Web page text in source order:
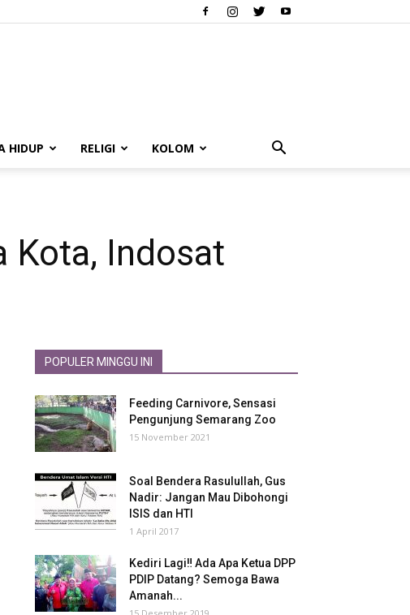
HIDUP RELIGI KOLOM
Kota, Indosat
POPULER MINGGU INI
Feeding Carnivore, Sensasi
Pengunjung Semarang Zoo
15 November 2021
Soal Bendera Rasulullah, Gus
Nadir: Jangan Mau Dibohongi
ISIS dan HTI
1 April 2017
Kediri Lagi‼ Ada Apa Ketua DPP
PDIP Datang? Semoga Bawa
Amanah...